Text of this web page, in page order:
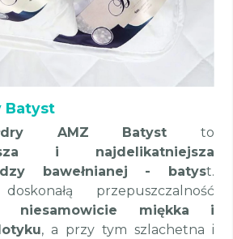
Batyst
AMZ Batyst to
i najdelikatniejsza
bawełnianej - batyst.
przepuszczalność
niesamowicie miękka i
, a przy tym szlachetna i